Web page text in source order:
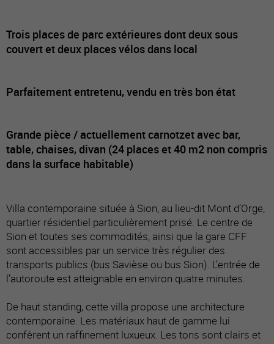
Trois places de parc extérieures dont deux sous
couvert et deux places vélos dans local
Parfaitement entretenu, vendu en très bon état
Grande pièce / actuellement carnotzet avec bar,
table, chaises, divan (24 places et 40 m2 non compris
dans la surface habitable)
Villa contemporaine située à Sion, au lieu-dit Mont d’Orge,
quartier résidentiel particulièrement prisé. Le centre de
Sion et toutes ses commodités, ainsi que la gare CFF
sont accessibles par un service très régulier des
transports publics (bus Savièse ou bus Sion). L’entrée de
l’autoroute est atteignable en environ quatre minutes.
De haut standing, cette villa propose une architecture
contemporaine. Les matériaux haut de gamme lui
confèrent un raffinement luxueux. Les tons sont clairs et